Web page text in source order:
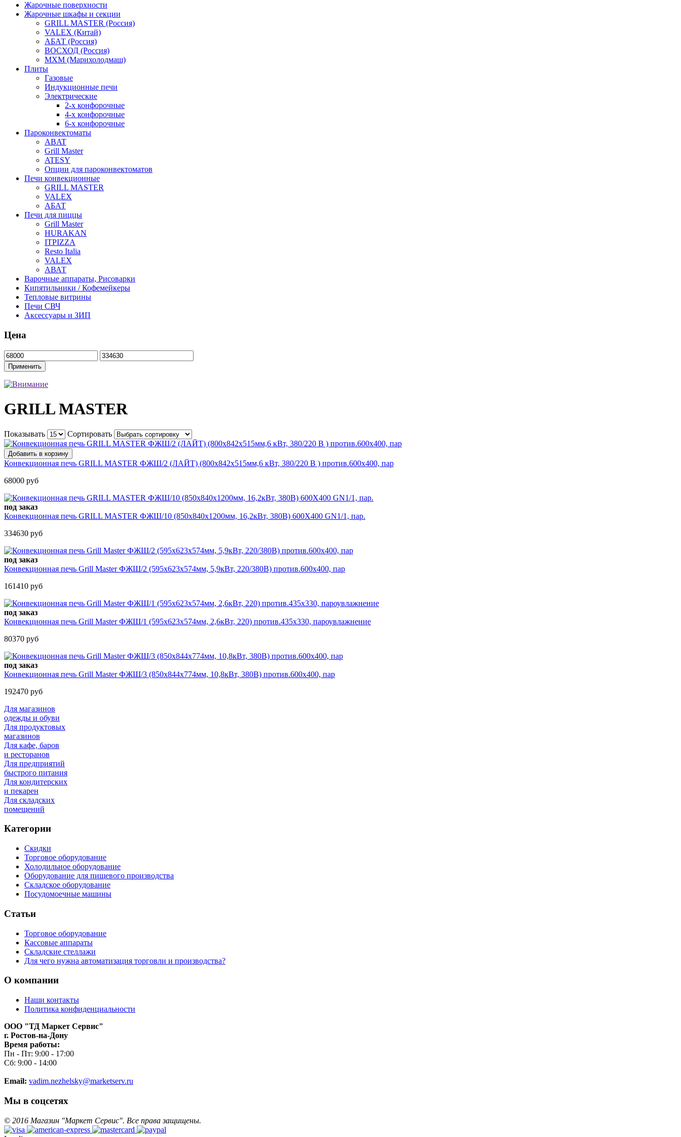
Жарочные поверхности
Жарочные шкафы и секции
GRILL MASTER (Россия)
VALEX (Китай)
АБАТ (Россия)
ВОСХОД (Россия)
МХМ (Марихолодмаш)
Плиты
Газовые
Индукционные печи
Электрические
2-х конфорочные
4-х конфорочные
6-х конфорочные
Пароконвектоматы
ABAT
Grill Master
ATESY
Опции для пароконвектоматов
Печи конвекционные
GRILL MASTER
VALEX
АБАТ
Печи для пиццы
Grill Master
HURAKAN
ITPIZZA
Resto Italia
VALEX
АВАТ
Варочные аппараты, Рисоварки
Кипятильники / Кофемейкеры
Тепловые витрины
Печи СВЧ
Аксессуары и ЗИП
Цена
GRILL MASTER
Показывать Сортировать
Конвекционная печь GRILL MASTER ФЖШ/2 (ЛАЙТ) (800х842х515мм,6 кВт, 380/220 В ) против.600х400, пар
68000 руб
под заказ
Конвекционная печь GRILL MASTER ФЖШ/10 (850х840х1200мм, 16,2кВт, 380В) 600Х400 GN1/1, пар.
334630 руб
под заказ
Конвекционная печь Grill Master ФЖШ/2 (595х623х574мм, 5,9кВт, 220/380В) против.600х400, пар
161410 руб
под заказ
Конвекционная печь Grill Master ФЖШ/1 (595х623х574мм, 2,6кВт, 220) против.435х330, пароувлажнение
80370 руб
под заказ
Конвекционная печь Grill Master ФЖШ/3 (850х844х774мм, 10,8кВт, 380В) против.600х400, пар
192470 руб
Для магазинов
одежды и обуви
Для продуктовых
магазинов
Для кафе, баров
и ресторанов
Для предприятий
быстрого питания
Для кондитерских
и пекарен
Для складских
помещений
Категории
Скидки
Торговое оборудование
Холодильное оборудование
Оборудование для пищевого производства
Складское оборудование
Посудомоечные машины
Статьи
Торговое оборудование
Кассовые аппараты
Складские стеллажи
Для чего нужна автоматизация торговли и производства?
О компании
Наши контакты
Политика конфиденциальности
ООО "ТД Маркет Сервис"
г. Ростов-на-Дону
Время работы:
Пн - Пт: 9:00 - 17:00
Сб: 9:00 - 14:00
Email: vadim.nezhelsky@marketserv.ru
Мы в соцсетях
© 2016 Магазин "Маркет Сервис". Все права защищены.